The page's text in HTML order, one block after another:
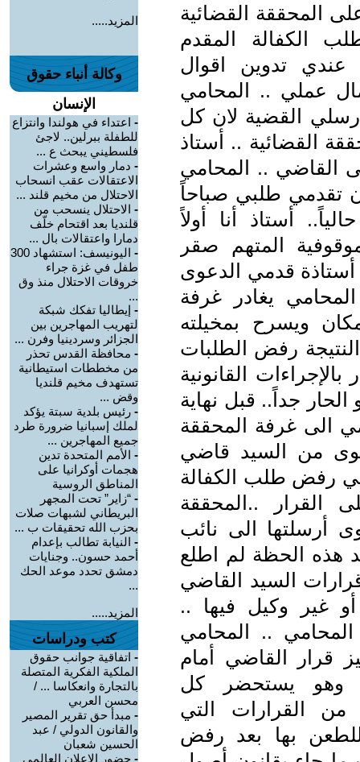
المحققة القضائية
الكفالة المقدم
عندي تدوين اقوال
عملي .. المحامي
القضية لان كل
القضائية .. أستاذ
القاضي .. المحامي
تقدمي طلبي صباحاً
أستاذ أنا أولاً
المتهم صقر
قدمي الدعوى
يغادر غرفة
ويسرح بمخيلته
رفض الطلبات
القانونية
جداً.. قبل نهاية
الى غرفة المحققة
من السيد قاضي
رفض طلب الكفالة
القرار ..المحققة
أرسلتها الى نائب
هذه الحظة لم اطلع
السيد القاضي
غير وكيل فيها ..
المحامي .. المحامي
قرار القاضي أمام
وهو يستحضر كل
من القرارات التي
بها بعد رفض
المزيد.....
وكالة أنباء حقوق
الإنسان
- اعتداء في هولندا وانتزاع
للطفلة ببرلين.. لاجئ
فلسطيني يبحث ع ...
- دمار واسع وعشرات
الاعتقالات عقب انسحاب
الاحتلال من مخيم قلند ...
- الاحتلال ينسحب من
قلنديا بعد اقتحام خلّف
دمارا واعتقالات بال ...
-
اليونيسف: استشهاد 300
طفل في غزة جراء
خروقات الاحتلال منذ وق
...
- إيطاليا تفكك شبكة
لتهريب المهاجرين بين
الجزائر وسردينيا وفرن ...
- محافظة القدس تحذر
من مخططات استيطانية
تستهدف مخيم قلنديا
وقض ...
- رئيس بلدية سبتة يؤكد
لملك إسبانيا ضرورة طرد
جميع المهاجرين ...
- الأمم المتحدة تدين
هجمات أوكرانيا على
المناطق الروسية
- “زاير” تحت المجهر
البريطاني لشبهات صلات
بحزب الله تحقيقات ب ...
- النيابة تطالب بإعدام
أحمد حسون.. وجنايات
دمشق تحدد موعد الحك
...
المزيد.....
كتب ودراسات
- اتفاقية جوانب حقوق
الملكية الفكرية المتصلة
بالتجارة وانعكاسا ... /
محسن العربي
- مبدأ حق تقرير المصير
والقانون الدولي / عبد
الحسين شعبان
- حضور الإعلان العالمي